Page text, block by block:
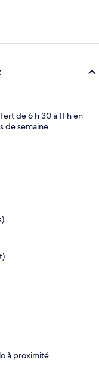
de 6 h 30 à 11 h en
de semaine
à proximité